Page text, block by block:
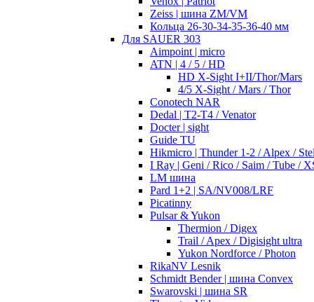
Zeiss | шина ZM/VM
Кольца 26-30-34-35-36-40 мм
Для SAUER 303
Aimpoint | micro
ATN | 4 / 5 / HD
HD X-Sight I+II/Thor/Mars
4/5 X-Sight / Mars / Thor
Conotech NAR
Dedal | T2-T4 / Venator
Docter | sight
Guide TU
Hikmicro | Thunder 1-2 / Alpex /
I Ray | Geni / Rico / Saim / Tube /
LM шина
Pard 1+2 | SA/NV008/LRF
Picatinny
Pulsar & Yukon
Thermion / Digex
Trail / Apex / Digisight ultra
Yukon Nordforce / Photon
RikaNV Lesnik
Schmidt Bender | шина Convex
Swarovski | шина SR